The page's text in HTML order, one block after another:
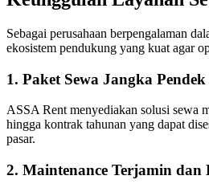
Sebagai perusahaan berpengalaman
ekosistem pendukung yang kuat agar
1. Paket Sewa Jangka
ASSA Rent menyediakan solusi sewa
hingga kontrak tahunan yang dapat
pasar.
2. Maintenance Terjamin dan